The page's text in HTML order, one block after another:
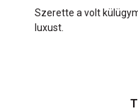
Szerette a volt
luxust.